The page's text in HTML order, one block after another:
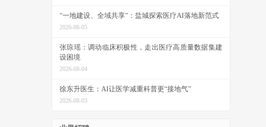
“一地建设、全域共享”：盐城探索医疗AI落地新范式
2026-08-05
张琼瑶：调动临床积极性，走出医疗高质量数据集建
设困境
2026-08-04
徐东升医生：AI让医学减重科普更“接地气”
2026-08-03